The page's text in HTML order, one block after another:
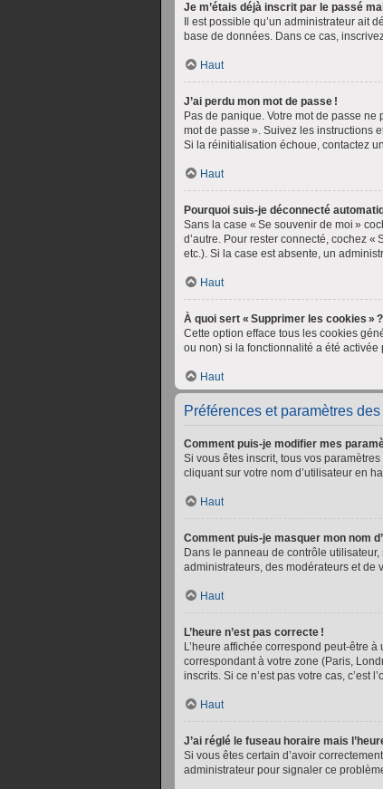
Je m’étais déjà inscrit par le passé
Il est possible qu’un administrateur
base de données. Dans ce cas,
Haut
J’ai perdu mon mot de passe !
Pas de panique. Votre mot de passe
mot de passe ». Suivez les instructions
Si la réinitialisation échoue, contactez
Haut
Pourquoi suis-je déconnecté
Sans la case « Se souvenir de moi »
d’autre. Pour rester connecté, cochez
etc.). Si la case est absente, un
Haut
À quoi sert « Supprimer les cookies » ?
Cette option efface tous les cookies
ou non) si la fonctionnalité a été
Haut
Préférences et paramètres
Comment puis-je modifier mes
Si vous êtes inscrit, tous vos
cliquant sur votre nom d’utilisateur en
Haut
Comment puis-je masquer mon nom
Dans le panneau de contrôle
administrateurs, des modérateurs et de
Haut
L’heure n’est pas correcte !
L’heure affichée correspond peut-être
correspondant à votre zone (Paris,
inscrits. Si ce n’est pas votre cas, c’est
Haut
J’ai réglé le fuseau horaire mais
Si vous êtes certain d’avoir
administrateur pour signaler ce